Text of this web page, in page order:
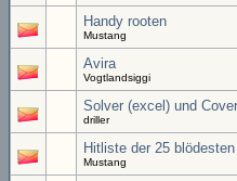
Handy rooten
Mustang
Avira
Vogtlandsiggi
Solver (excel) und
driller
Hitliste der 25
Mustang